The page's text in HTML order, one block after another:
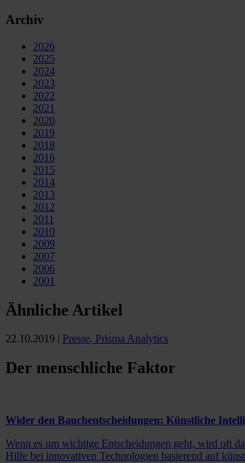
Archiv
2026
2025
2024
2023
2022
2021
2020
2019
2018
2016
2015
2014
2013
2012
2011
2010
2009
2007
2006
2001
Ähnliche Artikel
22.10.2019 | Presse, Prisma Analytics
Der menschliche Faktor
Wider den Bauchentscheidungen: Künstliche
Wenn es um wichtige Entscheidungen geht, wird oft
Hilfe bei innovativen Technologien basierend auf